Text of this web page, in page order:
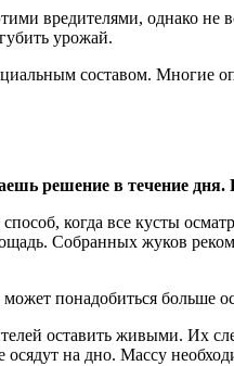
вредителями, однако
урожай.
составом. Многие
решение в течение дня.
когда все кусты
Собранных жуков
понадобиться больше
оставить живыми. Их
на дно. Массу